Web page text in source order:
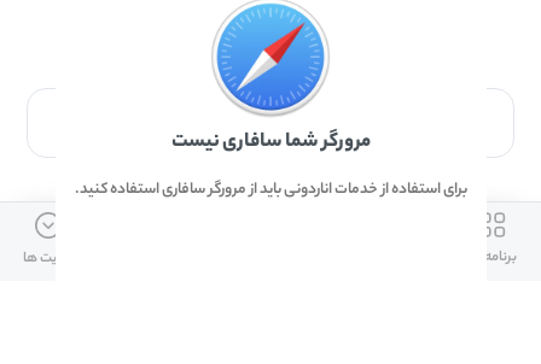
برای دانلود برنامه با مرورگر Safari وارد شوید.
ارتباط با ما
برنامه ها آپدیت ها
مرورگر شما سافاری نیست
برای استفاده از خدمات اناردونی باید از مرورگر سافاری استفاده کنید.